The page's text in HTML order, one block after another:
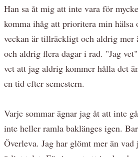
Han sa åt mig att inte vara för
komma ihåg att prioritera min hälsa
veckan är tillräckligt och aldrig mer
och aldrig flera dagar i rad. "Jag
vet att jag aldrig kommer hålla det
en tid efter semestern.
Varje sommar ägnar jag åt att inte
inte heller ramla baklänges igen.
Överleva. Jag har glömt mer än vad